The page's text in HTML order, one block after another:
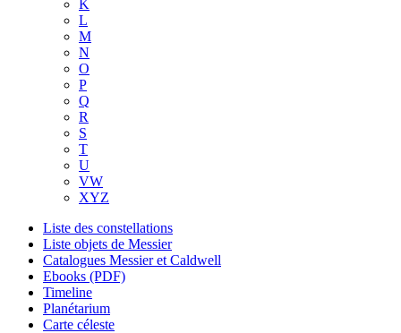
K
L
M
N
O
P
Q
R
S
T
U
VW
XYZ
Liste des constellations
Liste objets de Messier
Catalogues Messier et Caldwell
Ebooks (PDF)
Timeline
Planétarium
Carte céleste